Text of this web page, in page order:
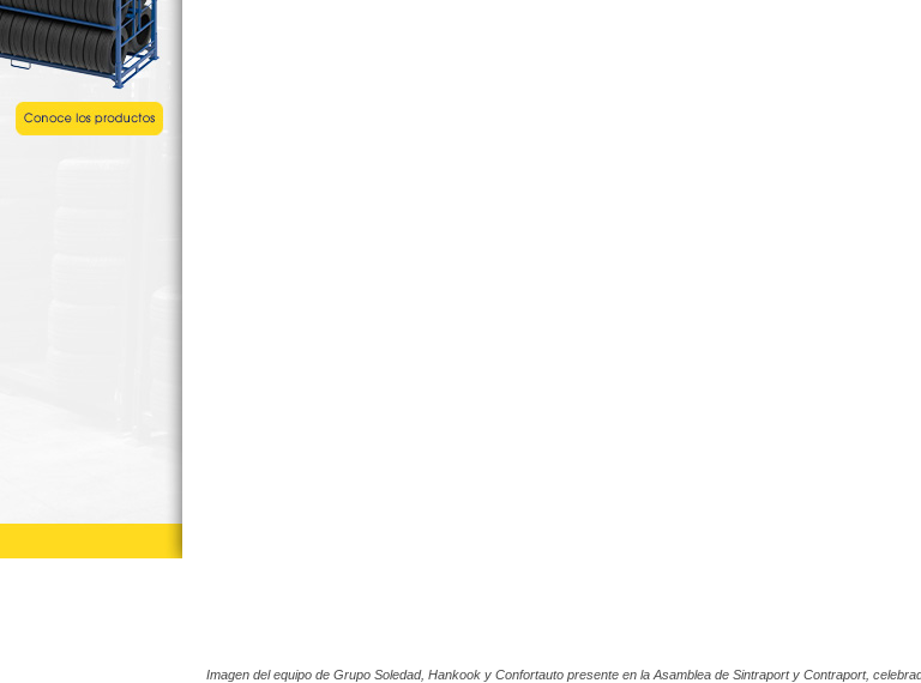
Imagen del equipo de Grupo Soledad, Hankook y Confortauto presente en la Asamblea de Sintraport y Contraport,